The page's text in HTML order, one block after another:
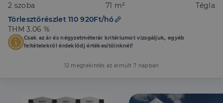
2 szoba
71 m²
Tégla
Törlesztőrészlet 110 920Ft/hó
THM 3.06 %
Csak az ár és négyzetméterár kritériumot vizsgáljuk, egyéb
feltételekről érdeklődj értékesítőinknél!
12 megtekintés az elmúlt 7 napban